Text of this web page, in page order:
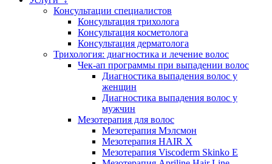
Консультации специалистов
Консультация трихолога
Консультация косметолога
Консультация дерматолога
Трихология: диагностика и лечение волос
Чек-ап программы при выпадении волос
Диагностика выпадения волос у
женщин
Диагностика выпадения волос у
мужчин
Мезотерапия для волос
Мезотерапия Мэлсмон
Мезотерапия HAIR X
Мезотерапия Viscoderm Skinko E